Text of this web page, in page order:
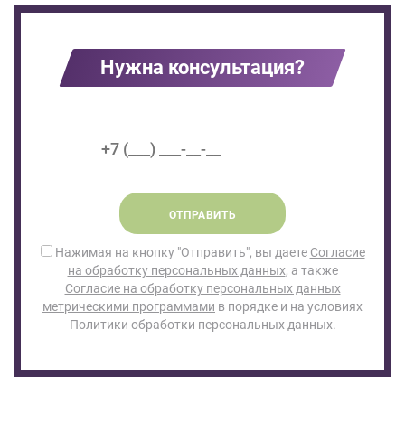
Нужна консультация?
ОТПРАВИТЬ
Нажимая на кнопку "Отправить", вы даете Согласие
на обработку персональных данных, а также
Согласие на обработку персональных данных
метрическими программами в порядке и на условиях
Политики обработки персональных данных.